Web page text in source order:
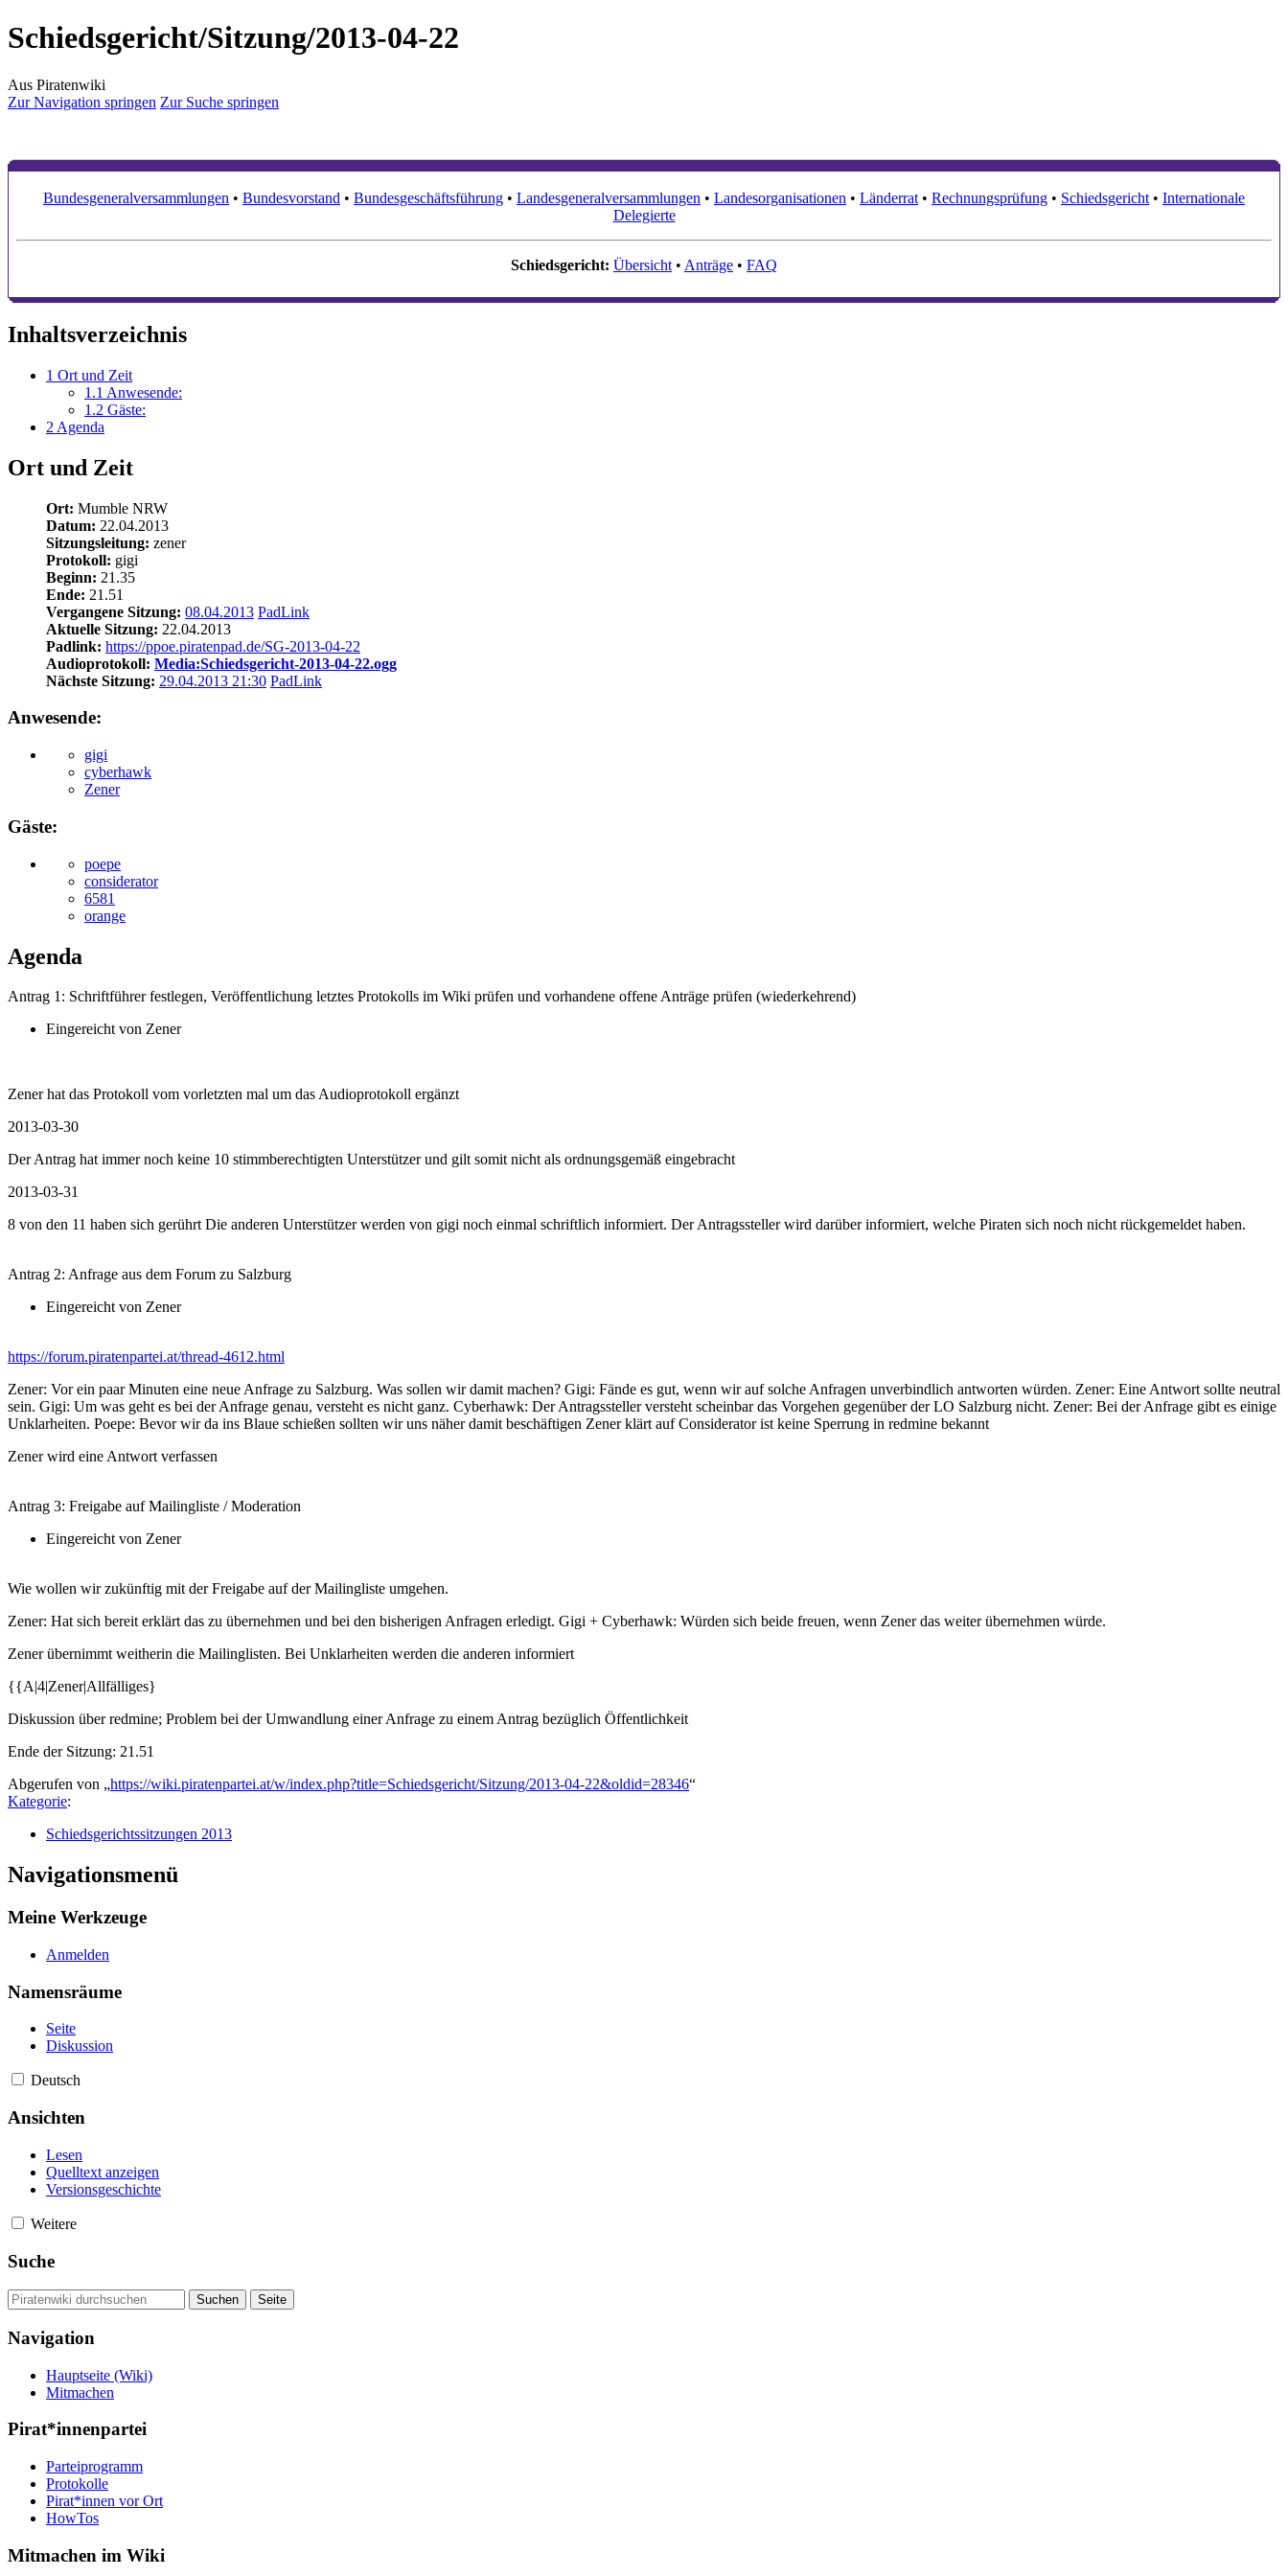
Schiedsgericht/Sitzung/2013-04-22
Aus Piratenwiki
Zur Navigation springen Zur Suche springen
Bundesgeneralversammlungen • Bundesvorstand • Bundesgeschäftsführung • Landesgeneralversammlungen • Landesorganisationen • Länderrat • Rechnungsprüfung • Schiedsgericht • Internationale
Delegierte
Schiedsgericht: Übersicht • Anträge • FAQ
Inhaltsverzeichnis
1 Ort und Zeit
1.1 Anwesende:
1.2 Gäste:
2 Agenda
Ort und Zeit
Ort: Mumble NRW
Datum: 22.04.2013
Sitzungsleitung: zener
Protokoll: gigi
Beginn: 21.35
Ende: 21.51
Vergangene Sitzung: 08.04.2013 PadLink
Aktuelle Sitzung: 22.04.2013
Padlink: https://ppoe.piratenpad.de/SG-2013-04-22
Audioprotokoll: Media:Schiedsgericht-2013-04-22.ogg
Nächste Sitzung: 29.04.2013 21:30 PadLink
Anwesende:
gigi
cyberhawk
Zener
Gäste:
poepe
considerator
6581
orange
Agenda
Antrag 1: Schriftführer festlegen, Veröffentlichung letztes Protokolls im Wiki prüfen und vorhandene offene Anträge prüfen (wiederkehrend)
Eingereicht von Zener
Zener hat das Protokoll vom vorletzten mal um das Audioprotokoll ergänzt
2013-03-30
Der Antrag hat immer noch keine 10 stimmberechtigten Unterstützer und gilt somit nicht als ordnungsgemäß eingebracht
2013-03-31
8 von den 11 haben sich gerührt Die anderen Unterstützer werden von gigi noch einmal schriftlich informiert. Der Antragssteller wird darüber informiert, welche Piraten sich noch nicht rückgemeldet haben.
Antrag 2: Anfrage aus dem Forum zu Salzburg
Eingereicht von Zener
https://forum.piratenpartei.at/thread-4612.html
Zener: Vor ein paar Minuten eine neue Anfrage zu Salzburg. Was sollen wir damit machen? Gigi: Fände es gut, wenn wir auf solche Anfragen unverbindlich antworten würden. Zener: Eine Antwort sollte neutral
sein. Gigi: Um was geht es bei der Anfrage genau, versteht es nicht ganz. Cyberhawk: Der Antragssteller versteht scheinbar das Vorgehen gegenüber der LO Salzburg nicht. Zener: Bei der Anfrage gibt es einige
Unklarheiten. Poepe: Bevor wir da ins Blaue schießen sollten wir uns näher damit beschäftigen Zener klärt auf Considerator ist keine Sperrung in redmine bekannt
Zener wird eine Antwort verfassen
Antrag 3: Freigabe auf Mailingliste / Moderation
Eingereicht von Zener
Wie wollen wir zukünftig mit der Freigabe auf der Mailingliste umgehen.
Zener: Hat sich bereit erklärt das zu übernehmen und bei den bisherigen Anfragen erledigt. Gigi + Cyberhawk: Würden sich beide freuen, wenn Zener das weiter übernehmen würde.
Zener übernimmt weitherin die Mailinglisten. Bei Unklarheiten werden die anderen informiert
{{A|4|Zener|Allfälliges}
Diskussion über redmine; Problem bei der Umwandlung einer Anfrage zu einem Antrag bezüglich Öffentlichkeit
Ende der Sitzung: 21.51
Abgerufen von „https://wiki.piratenpartei.at/w/index.php?title=Schiedsgericht/Sitzung/2013-04-22&oldid=28346“
Kategorie:
Schiedsgerichtssitzungen 2013
Navigationsmenü
Meine Werkzeuge
Anmelden
Namensräume
Seite
Diskussion
Deutsch
Ansichten
Lesen
Quelltext anzeigen
Versionsgeschichte
Weitere
Suche
Navigation
Hauptseite (Wiki)
Mitmachen
Pirat*innenpartei
Parteiprogramm
Protokolle
Pirat*innen vor Ort
HowTos
Mitmachen im Wiki